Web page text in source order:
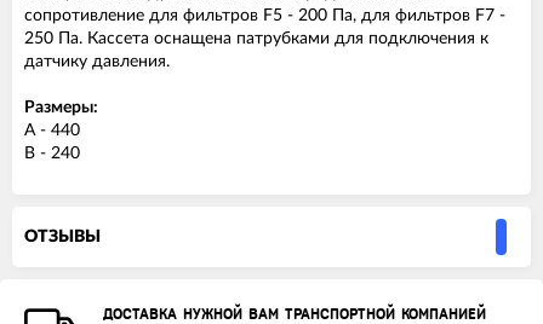
сопротивление для фильтров F5 - 200 Па, для фильтров F7 -
250 Па. Кассета оснащена патрубками для подключения к
датчику давления.
Размеры:
А - 440
В - 240
ОТЗЫВЫ
ДОСТАВКА НУЖНОЙ ВАМ ТРАНСПОРТНОЙ КОМПАНИЕЙ